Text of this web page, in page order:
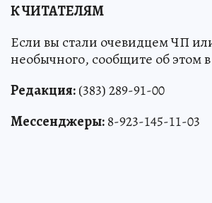
К ЧИТАТЕЛЯМ
Если вы стали очевидцем ЧП
необычного, сообщите об этом
Редакция:(383) 289-91-00
Мессенджеры:8-923-145-11-03